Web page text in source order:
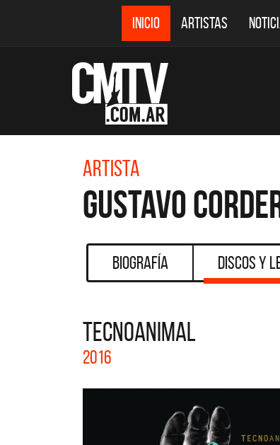
INICIO ARTISTAS
Artista
Gustavo
Biografía Discos y
TECNOANIMAL
2016